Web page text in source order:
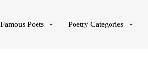
Famous Poets Poetry Categories